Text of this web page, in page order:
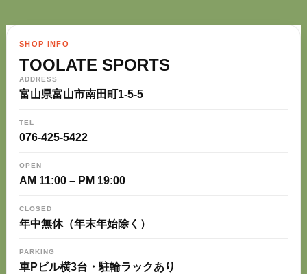
SHOP INFO
TOOLATE SPORTS
ADDRESS
富山県富山市南田町1-5-5
TEL
076-425-5422
OPEN
AM 11:00 – PM 19:00
CLOSED
年中無休（年末年始除く）
PARKING
車Pビル横3台・駐輪ラックあり